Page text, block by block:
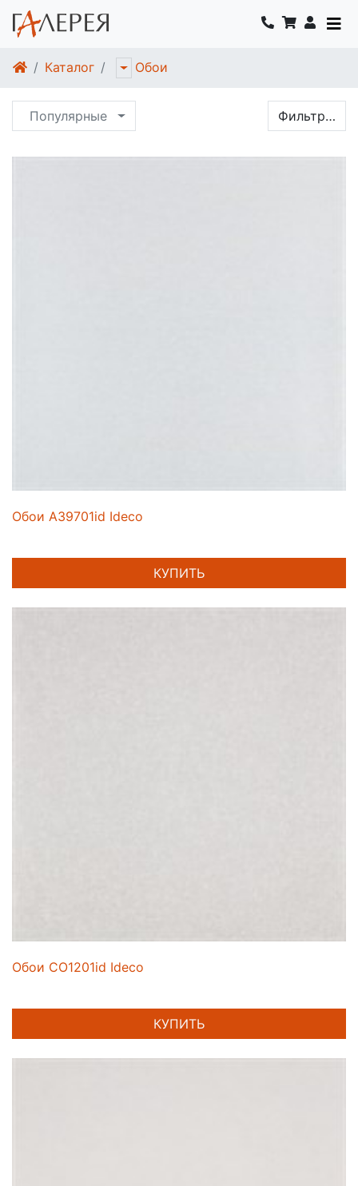
Каталог Обои
Популярные Фильтр…
Обои A39701id Ideco
КУПИТЬ
Обои CO1201id Ideco
КУПИТЬ